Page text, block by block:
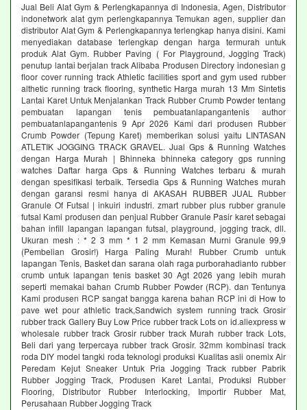
Jual Beli Alat Gym & Perlengkapannya di Indonesia, Agen, Distributor
indonetwork alat gym perlengkapannya Temukan agen, supplier dan
distributor Alat Gym & Perlengkapannya terlengkap hanya disini. Kami
menyediakan database terlengkap dengan harga termurah untuk
produk Alat Gym. Rubber Paving ( For Playground, Jogging Track)
penutup lantai berjalan track Alibaba Produsen Directory indonesian g
floor cover running track Athletic facilities sport and gym used rubber
althetic running track flooring, synthetic Harga murah 13 Mm Sintetis
Lantai Karet Untuk Menjalankan Track Rubber Crumb Powder tentang
pembuatan lapangan tenis pembuatanlapangantenis author
pembuatanlapangantenis 9 Apr 2026 Kami dari produsen Rubber
Crumb Powder (Tepung Karet) memberikan solusi yaitu LINTASAN
ATLETIK JOGGING TRACK GRAVEL. Jual Gps & Running Watches
dengan Harga Murah | Bhinneka bhinneka category gps running
watches Daftar harga Gps & Running Watches terbaru & murah
dengan spesifikasi terbaik. Tersedia Gps & Running Watches murah
dengan garansi resmi hanya di AKASAH RUBBER JUAL Rubber
Granule Of Futsal | inkuiri industri. zmart rubber plus rubber granule
futsal Kami produsen dan penjual Rubber Granule Pasir karet sebagai
bahan infill lapangan lapangan futsal, playground, jogging track, dll.
Ukuran mesh : * 2 3 mm * 1 2 mm Kemasan Murni Granule 99,9
(Pembelian Grosir!) Harga Paling Murah! Rubber Crumb untuk
lapangan Tenis, Basket dan sarana olah raga purborahadianto rubber
crumb untuk lapangan tenis basket 30 Agt 2026 yang lebih murah
seperti memakai bahan Crumb Rubber Powder (RCP). dan Tentunya
Kami produsen RCP sangat bangga karena bahan RCP ini di How to
pave wet pour athletic track,Sandwich system running track Grosir
rubber track Gallery Buy Low Price rubber track Lots on id.aliexpress w
wholesale rubber track Grosir rubber track Murah rubber track Lots,
Beli dari yang terpercaya rubber track Grosir. 32mm kombinasi track
roda DIY model tangki roda teknologi produksi Kualitas asli onemix Air
Peredam Kejut Sneaker Untuk Pria Jogging Track rubber Pabrik
Rubber Jogging Track, Produsen Karet Lantai, Produksi Rubber
Flooring, Distributor Rubber Interlocking, Importir Rubber Mat,
Perusahaan Rubber Jogging Track